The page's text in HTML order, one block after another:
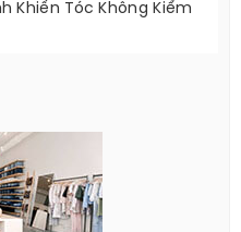
Khiến Tóc Không Kiểm